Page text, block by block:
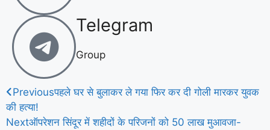
Telegram
Group
Previousपहले घर से बुलाकर ले गया फिर कर दी गोली मारकर युवक
की हत्या!
Nextऑपरेशन सिंदूर में शहीदों के परिजनों को 50 लाख मुआवजा-